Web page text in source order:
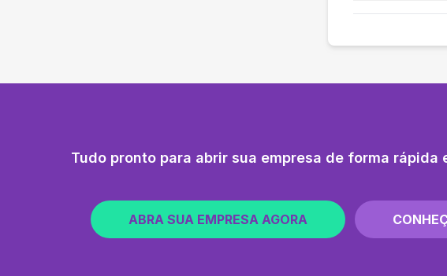
Tudo pronto para abrir sua empresa de forma rápida
ABRA SUA EMPRESA AGORA